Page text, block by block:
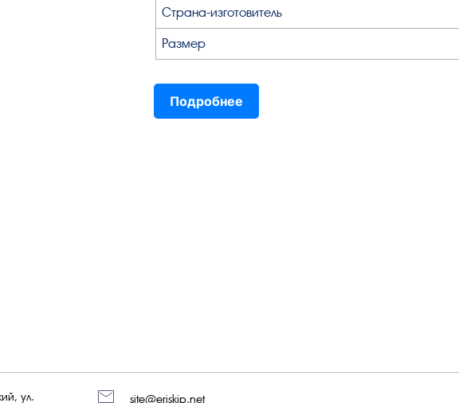
Страна-изготовитель
Размер
Подробнее
ул. site@eriskip.net